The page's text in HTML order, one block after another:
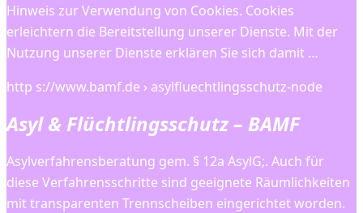
Hinweis zur Verwendung von Cookies. Cookies
erleichtern die Bereitstellung unserer Dienste. Mit der
Nutzung unserer Dienste erklären Sie sich damit …
http s://www.bamf.de › asylfluechtlingsschutz-node
Asyl & Flüchtlingsschutz – BAMF
Asylverfahrensberatung gem. § 12a AsylG;. Auch für
diese Verfahrensschritte sind geeignete Räumlichkeiten
mit transparenten Trennscheiben eingerichtet worden.